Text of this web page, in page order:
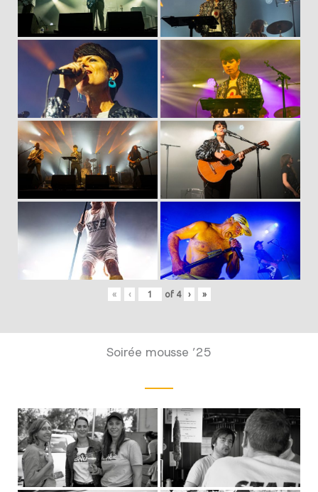
« ‹ of 4 › »
Soirée mousse ’25